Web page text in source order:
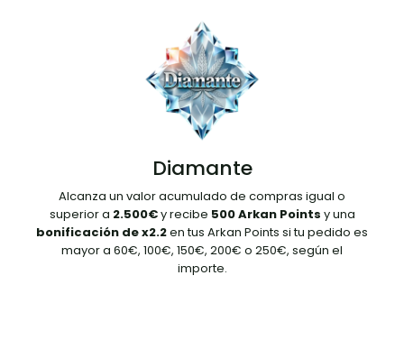
Diamante
Alcanza un valor acumulado de compras igual o
superior a 2.500€y recibe 500 Arkan Points y una
bonificación de x2.2en tus Arkan Points si tu pedido es
mayor a 60€, 100€, 150€, 200€ o 250€, según el
importe.